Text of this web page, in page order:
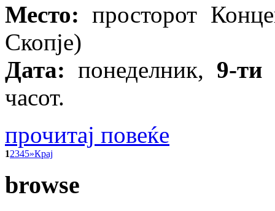
Место: просторот
Скопје)
Дата: понеделник, 9-ти
часот.
прочитај повеќе
12345»Крај
browse